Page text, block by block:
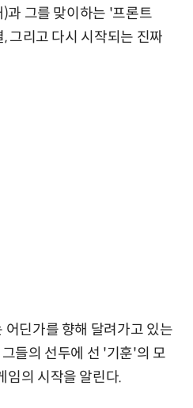
과 그를 맞이하는 '프론트
그리고 다시 시작되는 진짜
딘가를 향해 달려가고 있는
들의 선두에 선 '기훈'의 모
임의 시작을 알린다.